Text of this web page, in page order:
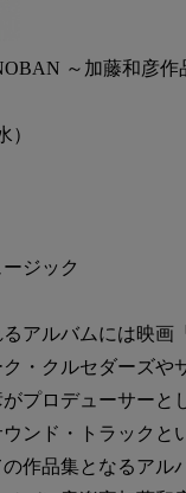
～加藤和彦作
ジック
アルバムには映画
・クルセダーズや
プロデューサーと
ンド・トラックと
作品集となるアル